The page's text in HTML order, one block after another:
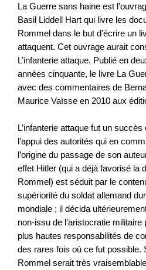
La Guerre sans haine est
Basil Liddell Hart qui livre les
Rommel dans le but d’écrire un
attaquent. Cet ouvrage aurait
L’infanterie attaque. Publié en
années cinquante, le livre La
avec des commentaires de
Maurice Vaïsse en 2010 aux
L’infanterie attaque fut un
l’appui des autorités qui en
l’origine du passage de son
effet Hitler (qui a déjà favorisé la
Rommel) est séduit par le
supériorité du soldat allemand
mondiale ; il décida
non-issu de l’aristocratie militaire
plus hautes responsabilités de
des rares fois où ce fut possible.
Rommel serait très